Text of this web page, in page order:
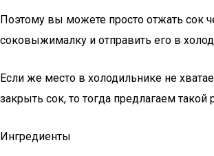
Поэтому вы можете просто отжать сок
соковыжималку и отправить его в
Если же место в холодильнике не
закрыть сок, то тогда предлагаем такой
Ингредиенты